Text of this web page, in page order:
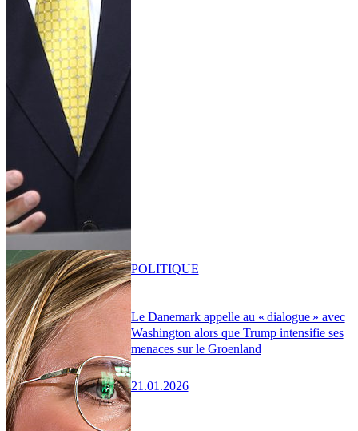
Le Danemark appelle au « dialogue » avec
Washington alors que Trump intensifie ses
menaces sur le Groenland
21.01.2026
POLITIQUE